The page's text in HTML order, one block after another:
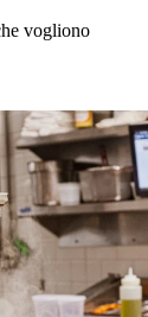
vogliono